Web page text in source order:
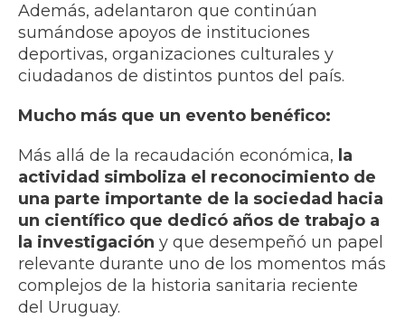
Además, adelantaron que continúan
sumándose apoyos de instituciones
deportivas, organizaciones culturales y
ciudadanos de distintos puntos del país.
Mucho más que un evento benéfico:
Más allá de la recaudación económica, la
actividad simboliza el reconocimiento de
una parte importante de la sociedad hacia
un científico que dedicó años de trabajo a
la investigación y que desempeñó un papel
relevante durante uno de los momentos más
complejos de la historia sanitaria reciente
del Uruguay.